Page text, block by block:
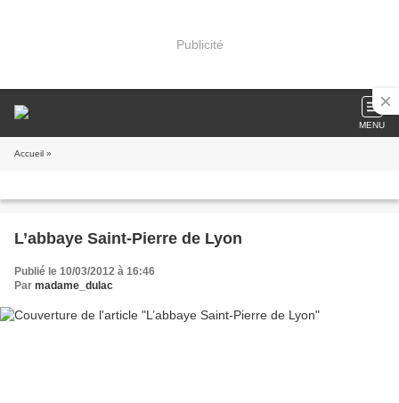
Publicité
MENU
Accueil »
L’abbaye Saint-Pierre de Lyon
Publié le 10/03/2012 à 16:46
Par madame_dulac